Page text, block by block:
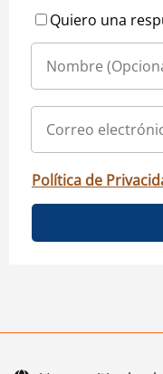
Quiero una
Política de